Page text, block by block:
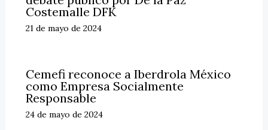
Costemalle DFK
21 de mayo de 2024
Cemefi reconoce a Iberdrola México
como Empresa Socialmente
Responsable
24 de mayo de 2024